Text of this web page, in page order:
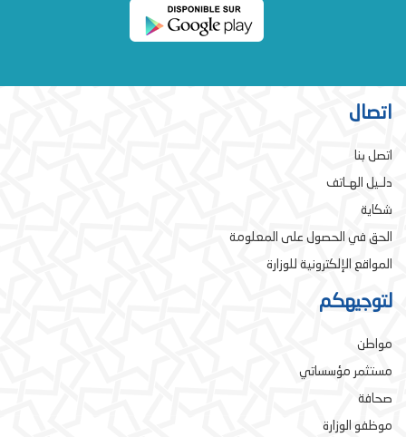
اتصال
اتصل بنا
دلـيل الهـاتف
شكاية
الحق في الحصول على المعلومة
المواقع الإلكترونية للوزارة
لتوجيهكم
مواطن
مستثمر مؤسساتي
صحافة
موظفو الوزارة